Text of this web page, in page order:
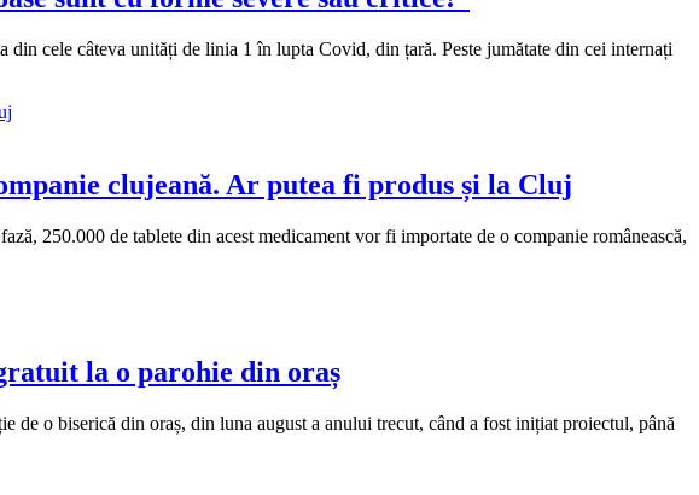
cele câteva unități de linia 1 în lupta Covid, din țară. Peste jumătate din cei internați
clujeană. Ar putea fi produs și la Cluj
250.000 de tablete din acest medicament vor fi importate de o companie românească,
la o parohie din oraș
o biserică din oraș, din luna august a anului trecut, când a fost inițiat proiectul, până